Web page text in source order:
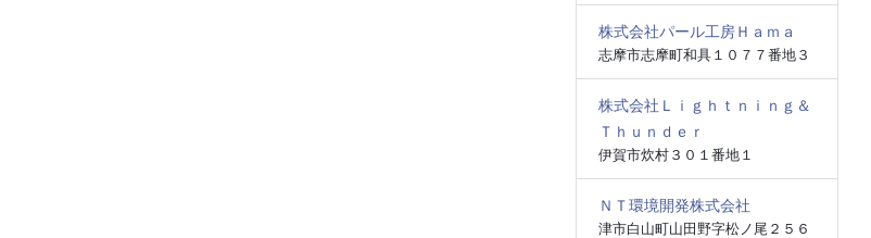
株式会社パール工房Ｈａｍａ
志摩市志摩町和具１０７７番地３
株式会社Ｌｉｇｈｔｎｉｎｇ＆
Ｔｈｕｎｄｅｒ
伊賀市炊村３０１番地１
ＮＴ環境開発株式会社
津市白山町山田野字松ノ尾２５６